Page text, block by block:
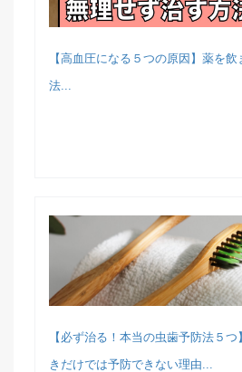
【高血圧になる５つの原因】薬を
法...
【必ず治る！本当の虫歯予防法５
きだけでは予防できない理由...